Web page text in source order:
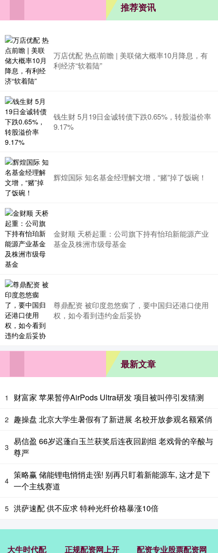
推荐资讯
万店优配 热点前瞻 | 美联储大概率10月降息，有
利经济“软着陆”
钱生财 5月19日金诚转债下跌0.65%，转股溢价率
9.17%
辉煌国际 知名基金经理解文增，“赌”掉了饭碗！
金财顺 天桥起重：公司旗下持有怡珀新能源产业
基金及株洲市级母基金
尊鼎配资 被印度忽悠瘸了，要中国归还港口使用
权，如今看到违约金后妥协
最新文章
1 财富家 苹果暂停AirPods Ultra研发 项目被叫停引发猜测
2 趣操盘 北京大学生暑假有了新进展 名校开放参观名额紧俏
3
易信盈 66岁迟蓬白玉兰获奖后连夜回剧组 老戏骨的辛酸与
尊严
4
策略赢 储能锂电悄悄走强! 别再只盯着新能源车, 这才是下
一个主线赛道
5 洪萨速配 供不应求 特种光纤价格暴涨10倍
大牛时代配 正规配资网上开 配资专业股票配资网